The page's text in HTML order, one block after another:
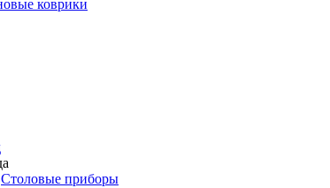
коврики
Столовые приборы